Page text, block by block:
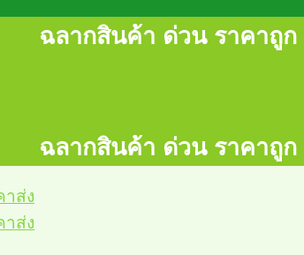
ฉลากสินค้า ด่วน ราคาถู
ฉลากสินค้า ด่วน ราคาถู